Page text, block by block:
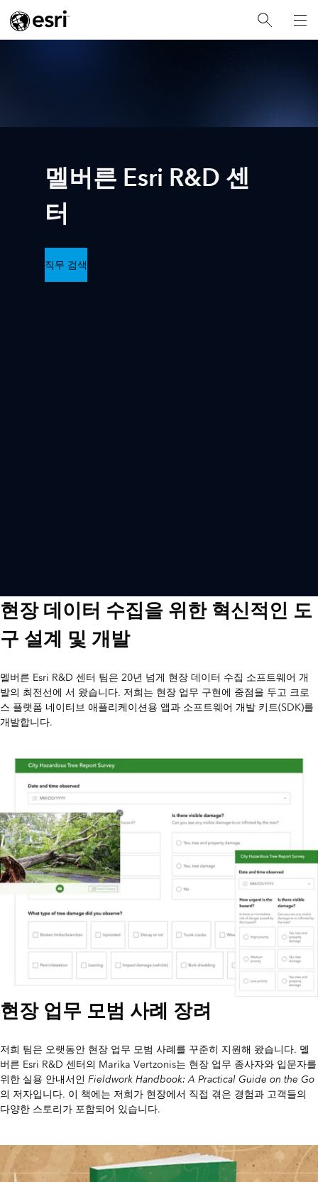
멜버른 Esri R&D 센
터
직무 검색
현장 데이터 수집을 위한 혁신적인 도
구 설계 및 개발
멜버른 Esri R&D 센터 팀은 20년 넘게 현장 데이터 수집 소프트웨어 개
발의 최전선에 서 왔습니다. 저희는 현장 업무 구현에 중점을 두고 크로
스 플랫폼 네이티브 애플리케이션용 앱과 소프트웨어 개발 키트(SDK)를
개발합니다.
현장 업무 모범 사례 장려
저희 팀은 오랫동안 현장 업무 모범 사례를 꾸준히 지원해 왔습니다. 멜
버른 Esri R&D 센터의 Marika Vertzonis는 현장 업무 종사자와 입문자를
위한 실용 안내서인 Fieldwork Handbook: A Practical Guide on the Go
의 저자입니다. 이 책에는 저희가 현장에서 직접 겪은 경험과 고객들의
다양한 스토리가 포함되어 있습니다.